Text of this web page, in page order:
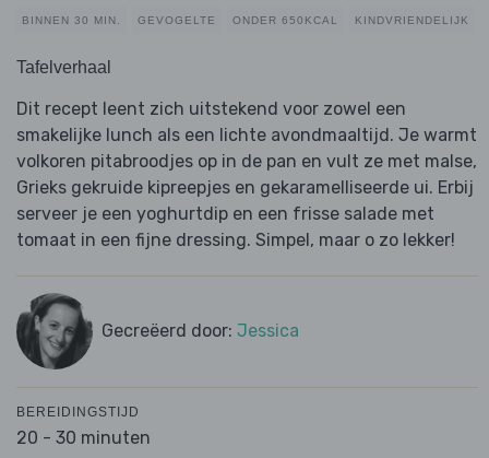
BINNEN 30 MIN. GEVOGELTE ONDER 650KCAL KINDVRIENDELIJK
Tafelverhaal
Dit recept leent zich uitstekend voor zowel een
smakelijke lunch als een lichte avondmaaltijd. Je warmt
volkoren pitabroodjes op in de pan en vult ze met malse,
Grieks gekruide kipreepjes en gekaramelliseerde ui. Erbij
serveer je een yoghurtdip en een frisse salade met
tomaat in een fijne dressing. Simpel, maar o zo lekker!
Gecreëerd door: Jessica
BEREIDINGSTIJD
20 - 30 minuten